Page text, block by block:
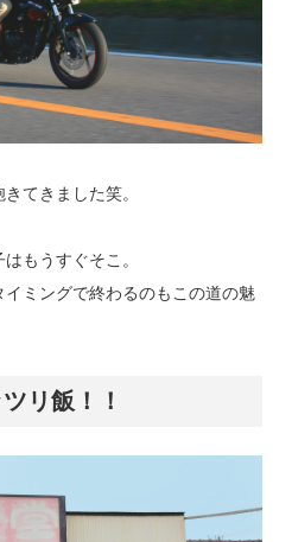
てきました笑。
もうすぐそこ。
ミングで終わるのもこの道の魅
リ飯！！